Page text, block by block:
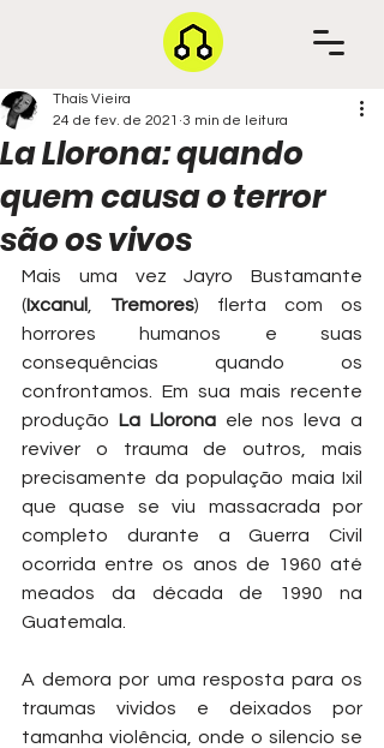
La Llorona: quando
quem causa o terror
são os vivos
Thaís Vieira
24 de fev. de 2021 3 min de leitura
Mais uma vez Jayro Bustamante
(Ixcanul Tremores) flerta com os
horrores humanos e suas
consequências quando os
confrontamos. Em sua mais recente
produção La Llorona ele nos leva a
reviver o trauma de outros, mais
precisamente da população maia Ixil
que quase se viu massacrada por
completo durante a Guerra Civil
ocorrida entre os anos de 1960 até
meados da década de 1990 na
Guatemala.
A demora por uma resposta para os
traumas vividos e deixados por
tamanha violência, onde o silencio se